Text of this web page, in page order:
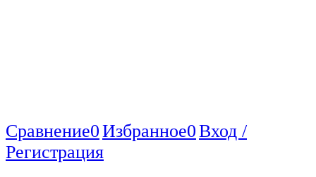
Сравнение0Избранное0Вход /
Регистрация